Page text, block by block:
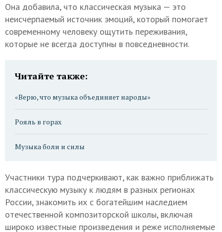
Она добавила, что классическая музыка — это
неисчерпаемый источник эмоций, который помогает
современному человеку ощутить переживания,
которые не всегда доступны в повседневности.
Читайте также:
«Верю, что музыка объединяет народы»
Рояль в горах
Музыка боли и силы
Участники тура подчеркивают, как важно приближать
классическую музыку к людям в разных регионах
России, знакомить их с богатейшим наследием
отечественной композиторской школы, включая
широко известные произведения и реже исполняемые